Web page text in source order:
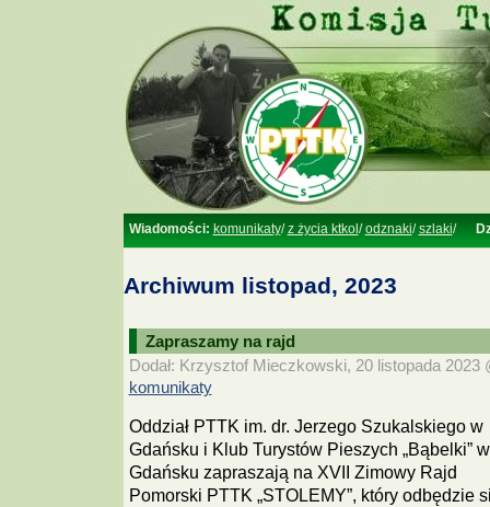
Wiadomości: komunikaty/z życia ktkol /odznaki/szlaki/
Archiwum listopad, 2023
Zapraszamy na rajd
Dodał: Krzysztof Mieczkowski, 20 listopada 2023
komunikaty
Oddział PTTK im. dr. Jerzego Szukalskiego w
Gdańsku i Klub Turystów Pieszych „Bąbelki” w
Gdańsku zapraszają na XVII Zimowy Rajd
Pomorski PTTK „STOLEMY”, który odbędzie